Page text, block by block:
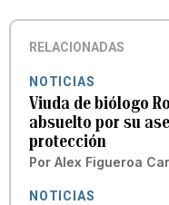
RELACIONADAS
NOTICIAS
Viuda de biólogo
absuelto por su
protección
Por Alex Figueroa
NOTICIAS